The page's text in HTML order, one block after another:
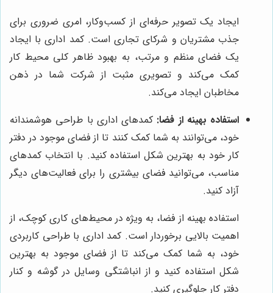
ایجاد یک تصویر حرفه‌ای از کسب‌وکار، امری ضروری برای
جذب مشتریان و شرکای تجاری است. کمد اداری با ایجاد
یک فضای منظم و مرتب، به بهبود ظاهر کلی محیط کار
کمک می‌کند و تصویری مثبت از شرکت شما در ذهن
مخاطبان ایجاد می‌کند.
استفاده بهینه از فضا: کمدهای اداری با طراحی هوشمندانه
خود، می‌توانند به شما کمک کنند تا از فضای موجود در دفتر
کار خود به بهترین شکل استفاده کنید. با انتخاب کمدهای
مناسب، می‌توانید فضای بیشتری را برای فعالیت‌های دیگر
آزاد کنید.
استفاده بهینه از فضا، به ویژه در محیط‌های کاری کوچک، از
اهمیت بالایی برخوردار است. کمد اداری با طراحی کاربردی
خود، به شما کمک می‌کند تا از فضای موجود به بهترین
شکل استفاده کنید و از انباشتگی وسایل در گوشه و کنار
دفتر کار جلوگیری کنید.